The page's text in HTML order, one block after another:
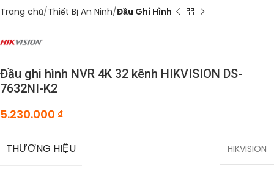
Trang chủ Thiết Bị An Ninh Đầu Ghi Hình
Đầu ghi hình NVR 4K 32 kênh HIKVISION DS-
7632NI-K2
5.230.000 ₫
THƯƠNG HIỆU HIKVISION